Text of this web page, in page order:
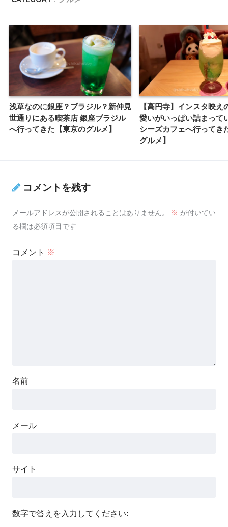
浅草なのに銀座？ブラジル？新仲見
世通りにある喫茶店 銀座ブラジル
へ行ってきた【東京のグルメ】
【高円寺】インスタ映え
愛いがいっぱい詰まって
シーズカフェへ行ってき
グルメ】
コメントを残す
メールアドレスが公開されることはありません。 ※ が付いてい
る欄は必須項目です
コメント ※
名前
メール
サイト
数字で答えを入力してください: